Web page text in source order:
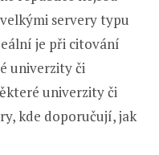
servery typu
je při citování
univerzity či
univerzity či
kde doporučují, jak